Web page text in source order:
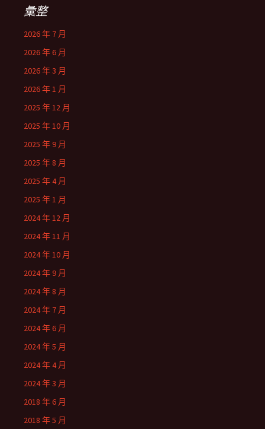
彙整
2026 年 7 月
2026 年 6 月
2026 年 3 月
2026 年 1 月
2025 年 12 月
2025 年 10 月
2025 年 9 月
2025 年 8 月
2025 年 4 月
2025 年 1 月
2024 年 12 月
2024 年 11 月
2024 年 10 月
2024 年 9 月
2024 年 8 月
2024 年 7 月
2024 年 6 月
2024 年 5 月
2024 年 4 月
2024 年 3 月
2018 年 6 月
2018 年 5 月